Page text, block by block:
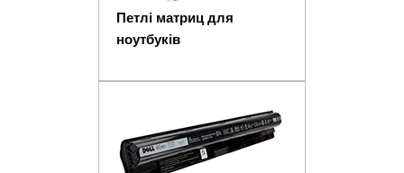
Петлі матриц для
ноутбуків